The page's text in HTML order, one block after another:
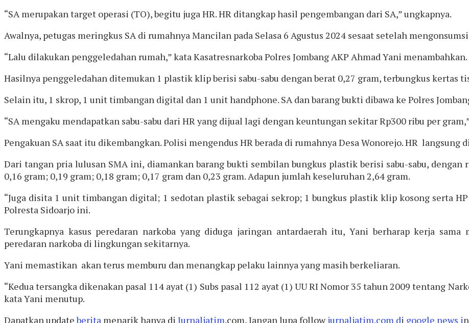
“SA merupakan target operasi (TO), begitu juga HR. HR ditangkap hasil pengembangan dari SA,” ungkapnya.
Awalnya, petugas meringkus SA di rumahnya Mancilan pada Selasa 6 Agustus 2024 sesaat setelah mengonsumsi
“Lalu dilakukan penggeledahan rumah,” kata Kasatresnarkoba Polres Jombang AKP Ahmad Yani menambahkan.
Hasilnya penggeledahan ditemukan 1 plastik klip berisi sabu-sabu dengan berat 0,27 gram, terbungkus kertas
Selain itu, 1 skrop, 1 unit timbangan digital dan 1 unit handphone. SA dan barang bukti dibawa ke Polres
“SA mengaku mendapatkan sabu-sabu dari HR yang dijual lagi dengan keuntungan sekitar Rp300 ribu per
Pengakuan SA saat itu dikembangkan. Polisi mengendus HR berada di rumahnya Desa Wonorejo. HR langsung
Dari tangan pria lulusan SMA ini, diamankan barang bukti sembilan bungkus plastik berisi sabu-sabu, dengan
0,16 gram; 0,19 gram; 0,18 gram; 0,17 gram dan 0,23 gram. Adapun jumlah keseluruhan 2,64 gram.
“Juga disita 1 unit timbangan digital; 1 sedotan plastik sebagai sekrop; 1 bungkus plastik klip kosong serta
Polresta Sidoarjo ini.
Terungkapnya kasus peredaran narkoba yang diduga jaringan antardaerah itu, Yani berharap kerja
peredaran narkoba di lingkungan sekitarnya.
Yani memastikan akan terus memburu dan menangkap pelaku lainnya yang masih berkeliaran.
“Kedua tersangka dikenakan pasal 114 ayat (1) Subs pasal 112 ayat (1) UU RI Nomor 35 tahun 2009 tentang
kata Yani menutup.
Dapatkan updateberita menarik hanya di Jurnaljatim.com, Jangan lupa followjurnaljatim.com di google news i